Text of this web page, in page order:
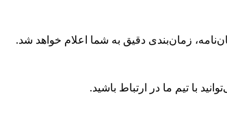
زمان‌بندی دقیق به شما اعلام خواهد شد.
با تیم ما در ارتباط باشید.